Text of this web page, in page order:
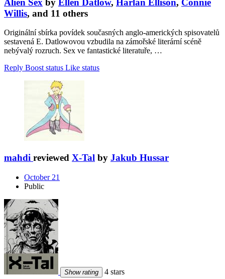
Willis, and 11 others
Originální sbírka povídek současných anglo-amerických spisovatelů
sestavená E. Datlowovou vzbudila na zámořské literární scéně
nebývalý rozruch. Sex ve fantastické literatuře, …
Reply Boost status Like status
mahdi reviewed X-Tal by Jakub Hussar
October 21
Public
Show rating 4 stars